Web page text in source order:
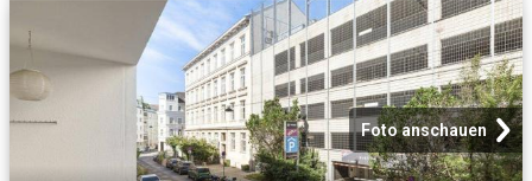
Foto anschauen